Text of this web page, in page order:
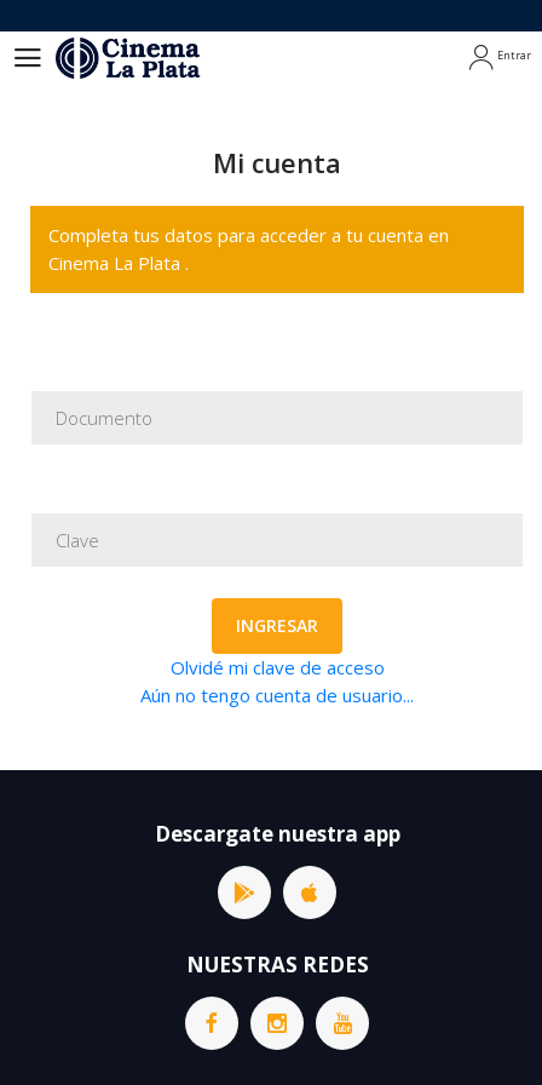
Entrar
Mi cuenta
Completa tus datos para acceder a tu cuenta en
Cinema La Plata .
INGRESAR
Olvidé mi clave de acceso
Aún no tengo cuenta de usuario...
Descargate nuestra app
NUESTRAS REDES